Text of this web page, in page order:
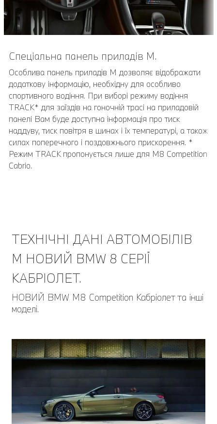
Спеціальна панель приладів M.
Особлива панель приладів M дозволяє відображати
додаткову інформацію, необхідну для особливо
спортивного водіння. При виборі режиму водіння
TRACK* для заїздів на гоночній трасі на приладовій
панелі Вам буде доступна інформація про тиск
наддуву, тиск повітря в шинах і їх температурі, а також
силах поперечного і поздовжнього прискорення. *
Режим TRACK пропонується лише для M8 Competition
Cabrio.
Remote Software Upgrade.
Найактуальніше програмне забезпечення для
Вашого автомобіля. Remote Software Upgrade
дозволить ПЗ Вашого BMW завжди бути на
найсучаснішому рівні. Оновлення можна завантажити
за допомогою програми My BMW на Вашому
смартфоні або через SIM-карту, встановлену в
автомобілі, а потім встановити їх. Таким чином, можна
також активувати різні доступні функції Вашого BMW.
Помічник паркування Plus.
Помічник паркування Plus полегшує маневрування
автомобіля при паркуванні. До нього входять система
кругового огляду, включаючи вид зверху, панорамний
вигляд та дистанційний 3D-огляд, а також система
допомоги при перпендикулярному паркуванні, активна
сигналізація аварійного зближення, функція
екстреного гальмування, відеореєстратор BMW Drive
Recorder, асистент паралельного та
перпендикулярного руху заднім ходом.
ТЕХНІЧНІ ДАНІ АВТОМОБІЛІВ
M НОВИЙ BMW 8 СЕРІЇ
КАБРІОЛЕТ.
НОВИЙ BMW M8 Competition Кабріолет та інші
моделі.